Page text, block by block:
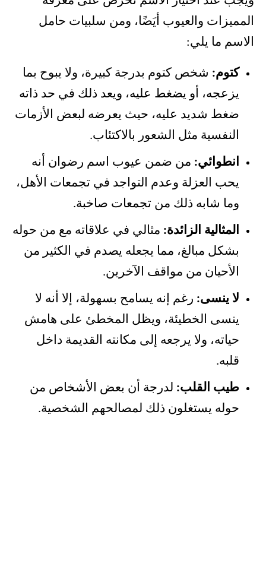
المميزات والعيوب أيَضًا، ومن سلبيات حامل
الاسم ما يلي:
كتوم: شخص كتوم بدرجة كبيرة، ولا يبوح بما
يزعجه، أو يضغط عليه، ويعد ذلك في حد ذاته
ضغط شديد عليه، حيث يعرضه لبعض الأزمات
النفسية مثل الشعور بالاكتئاب.
انطوائي: من ضمن عيوب اسم رضوان أنه
يحب العزلة وعدم التواجد في تجمعات الأهل،
وما شابه ذلك من تجمعات صاخبة.
المثالية الزائدة: مثالي في علاقاته مع من حوله
بشكل مبالغ، مما يجعله يصدم في الكثير من
الأحيان من مواقف الآخرين.
لا ينسى: رغم إنه يسامح بسهولة، إلا أنه لا
ينسى الخطيئة، ويظل المخطئ على هامش
حياته، ولا يرجعه إلى مكانته القديمة داخل
قلبه.
طيب القلب: لدرجة أن بعض الأشخاص من
حوله يستغلون ذلك لمصالحهم الشخصية.